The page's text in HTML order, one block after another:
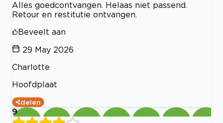
Alles goedcontvangen. Helaas niet passend.
Retour en restitutie ontvangen.
Beveelt aan
29 May 2026
Charlotte
Hoofdplaat
delen
9